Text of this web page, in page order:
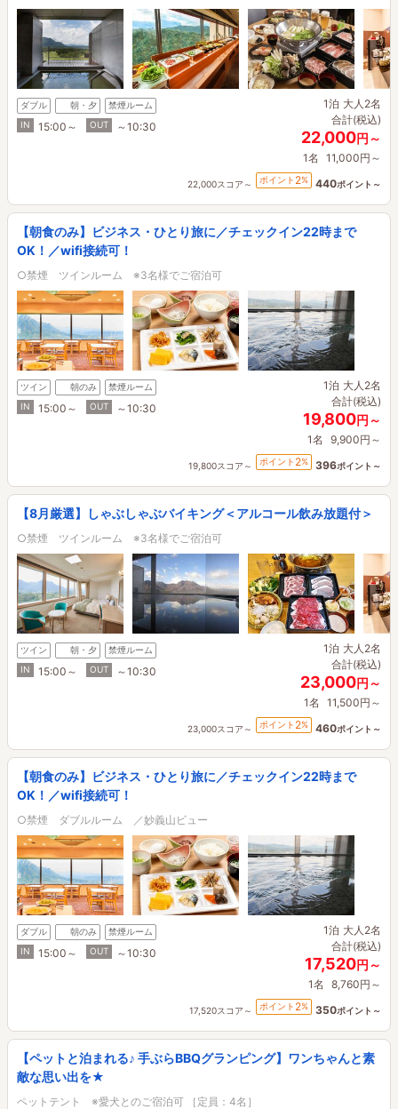
ダブル 朝・夕
禁煙ルーム
IN
15:00～ OUT ～10:30
1泊 大人2名
合計(税込)
22,000円～
1名 11,000円～
22,000スコア～ ポイント 2% 440ポイント～
【朝食のみ】ビジネス・ひとり旅に／チェックイン22時まで
OK！／wifi接続可！
○禁煙 ツインルーム ※3名様でご宿泊可
ツイン 朝のみ
禁煙ルーム
IN
15:00～ OUT ～10:30
1泊 大人2名
合計(税込)
19,800円～
1名 9,900円～
19,800スコア～ ポイント 2% 396ポイント～
【8月厳選】しゃぶしゃぶバイキング＜アルコール飲み放題付＞
○禁煙 ツインルーム ※3名様でご宿泊可
ツイン 朝・夕
禁煙ルーム
IN
15:00～ OUT ～10:30
1泊 大人2名
合計(税込)
23,000円～
1名 11,500円～
23,000スコア～ ポイント 2% 460ポイント～
【朝食のみ】ビジネス・ひとり旅に／チェックイン22時まで
OK！／wifi接続可！
○禁煙 ダブルルーム ／妙義山ビュー
ダブル 朝のみ
禁煙ルーム
IN
15:00～ OUT ～10:30
1泊 大人2名
合計(税込)
17,520円～
1名 8,760円～
17,520スコア～ ポイント 2% 350ポイント～
【ペットと泊まれる♪ 手ぶらBBQグランピング】ワンちゃんと素
敵な思い出を★
ペットテント ※愛犬とのご宿泊可 ［定員：4名］